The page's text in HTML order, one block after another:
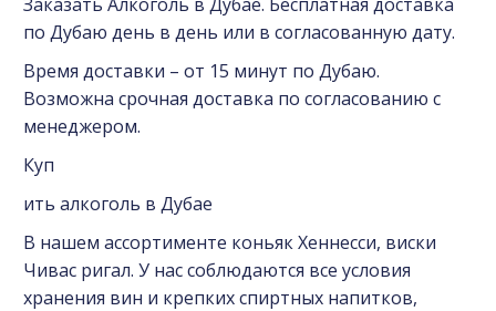
по Дубаю день в день или в согласованную дату.
Время доставки – от 15 минут по Дубаю.
Возможна срочная доставка по согласованию с
менеджером.
Куп
ить алкоголь в Дубае
В нашем ассортименте коньяк Хеннесси, виски
Чивас ригал. У нас соблюдаются все условия
хранения вин и крепких спиртных напитков,